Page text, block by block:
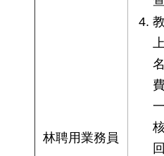
林聘用業務員